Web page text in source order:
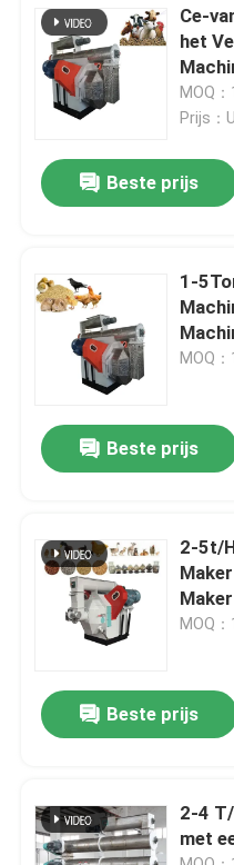
Producten
VR-show
Over ons
Kwaliteitscontrole
Contacteer ons
Vraag een offerte aan
Houtpelletfabriek
Ce-
het
MOQ
Prijs：
Beste prijs
1-
MOQ：1
Beste prijs
2-5t/
MOQ：1
Beste prijs
2-4
met